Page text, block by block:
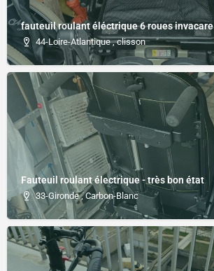
fauteuil roulant éléctrique 6 roues invacare
44-Loire-Atlantique , clisson
Fauteuil roulant électrique - très bon état
33-Gironde , Carbon-Blanc